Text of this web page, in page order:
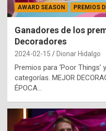
AWARD SEASON PREMIOS
Ganadores de los
Decoradores
2024-02-15 Dionar Hidalgo
Premios para ‘Poor Things’
categorías. MEJOR
ÉPOCA…